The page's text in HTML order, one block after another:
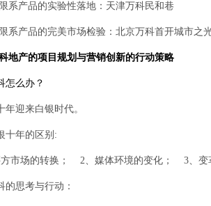
系产品的实验性落地：天津万科民和巷
系产品的完美市场检验：北京万科首开城市之
地产的项目规划与营销创新的行动策略
怎么办？
年迎来白银时代。
十年的区别 :
市场的转换； 2、媒体环境的变化； 3、变
的思考与行动：